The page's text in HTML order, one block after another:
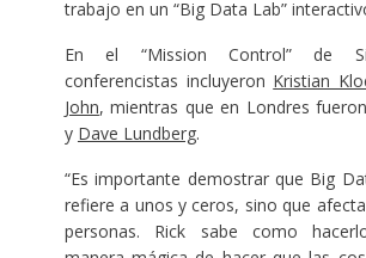
trabajo en un “Big Data Lab”
En el “Mission Control” de
conferencistas incluyeron Kristian
John, mientras que en Londres fueron
y Dave Lundberg.
“Es importante demostrar que Big
refiere a unos y ceros, sino que
personas. Rick sabe como